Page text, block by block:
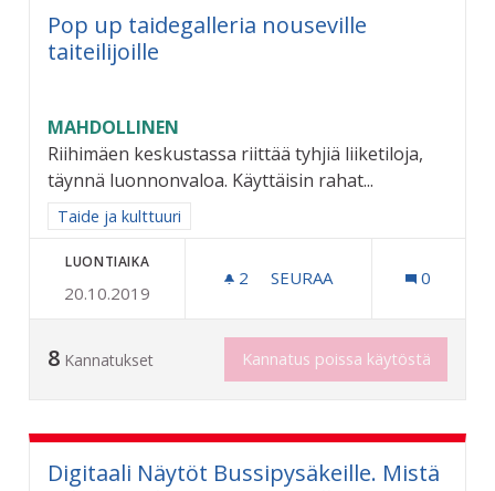
Pop up taidegalleria nouseville
taiteilijoille
MAHDOLLINEN
Riihimäen keskustassa riittää tyhjiä liiketiloja,
täynnä luonnonvaloa. Käyttäisin rahat...
Rajaa tulokset aihepiirin mukaan: Taide ja kulttuuri
Taide ja kulttuuri
LUONTIAIKA
20.10.2019
2 2 SEURAAJAA
SEURAA 0
8 Kannatukset Kannatus poissa käytöstä
Digitaali Näytöt Bussipysäkeille. Mistä